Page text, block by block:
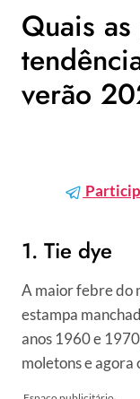
Quais
verão
1. Tie dye
A maior febre do
estampa
anos 1960 e
moletons e agora